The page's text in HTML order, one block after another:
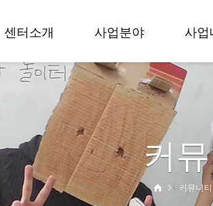
센터소개
조직안내
후원하기
재정공지
오시는길
사업분야
축제
공모
무용
학술
교육
사회공헌
출판
사업
입지 효 문
세대공감
공
입지 효
대한민국
학술
커
커뮤니티